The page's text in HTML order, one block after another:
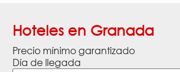
Hoteles en Granada
Precio mínimo garantizado
Día de llegada